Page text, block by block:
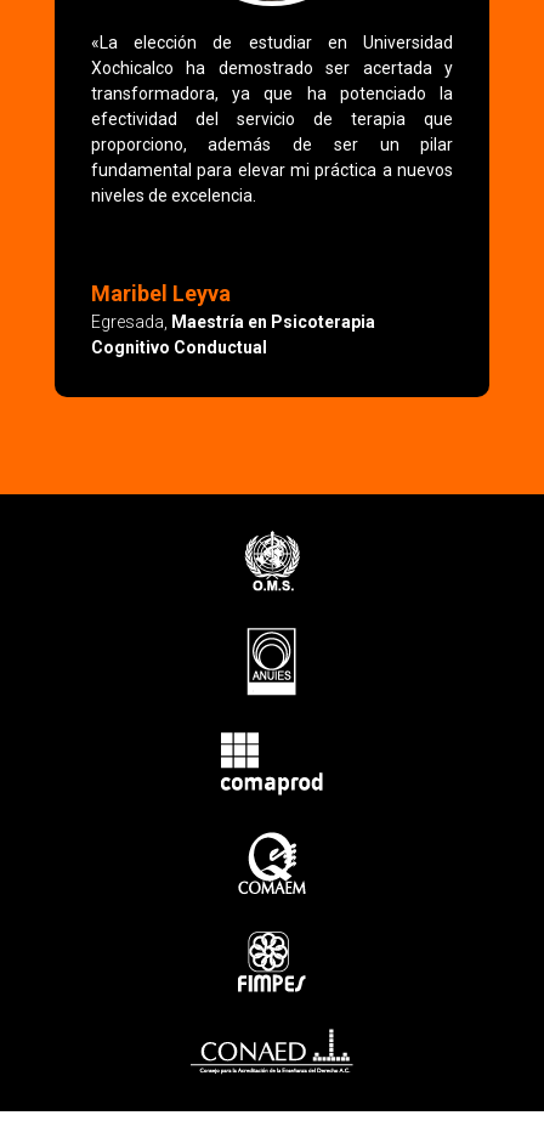
«La elección de estudiar en Universidad
Xochicalco ha demostrado ser acertada y
transformadora, ya que ha potenciado la
efectividad del servicio de terapia que
proporciono, además de ser un pilar
fundamental para elevar mi práctica a nuevos
niveles de excelencia.
Maribel Leyva
Egresada
Maestría en Psicoterapia
Cognitivo Conductual